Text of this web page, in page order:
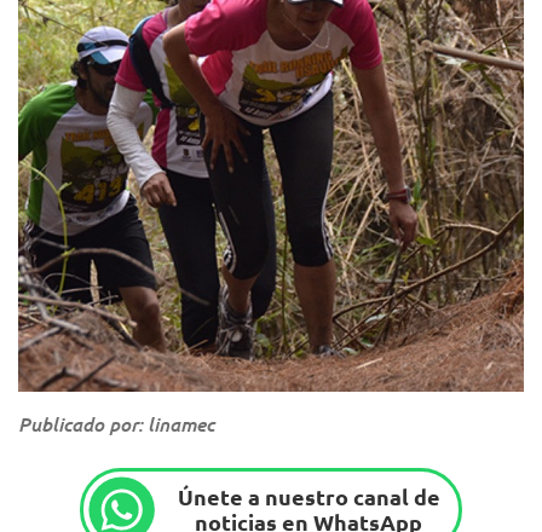
Publicado por: linamec
Únete a nuestro canal de
noticias en WhatsApp